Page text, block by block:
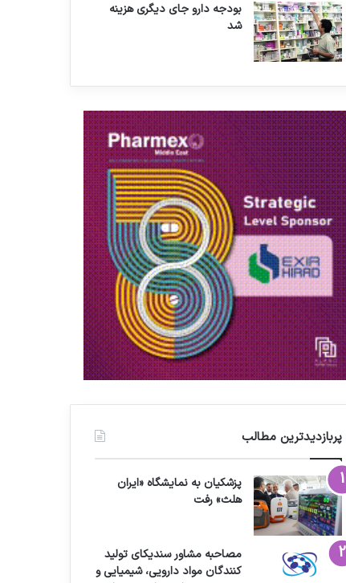
بودجه دارو جای دیگری هزینه
شد
پربازدیدترین مطالب
پزشکیان به نمایشگاه «ایران
هلث» رفت
مصاحبه مشاور سندیکای تولید
کنندگان مواد دارویی، شیمیایی و